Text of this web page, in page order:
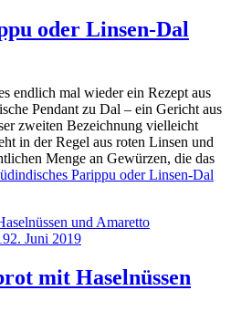
oder Linsen-Dal
endlich mal wieder ein Rezept aus
Pendant zu Dal – ein Gericht aus
zweiten Bezeichnung vielleicht
in der Regel aus roten Linsen und
Menge an Gewürzen, die das
Parippu oder Linsen-Dal
2. Juni 2019
mit Haselnüssen